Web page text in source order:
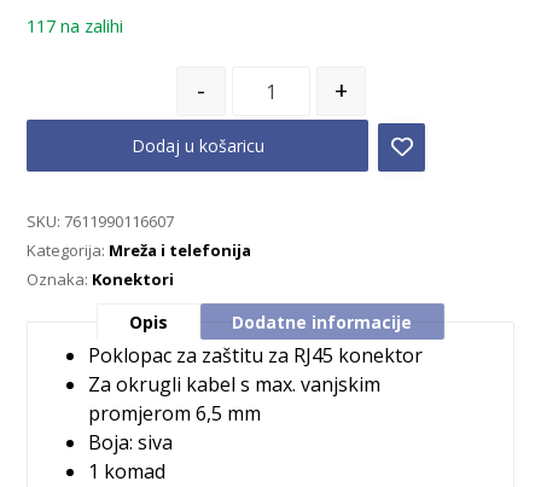
117 na zalihi
- +
Dodaj u košaricu
SKU:7611990116607
Kategorija: Mreža i telefonija
Oznaka: Konektori
Opis Dodatne informacije
Poklopac za zaštitu za RJ45 konektor
Za okrugli kabel s max. vanjskim
promjerom 6,5 mm
Boja: siva
1 komad